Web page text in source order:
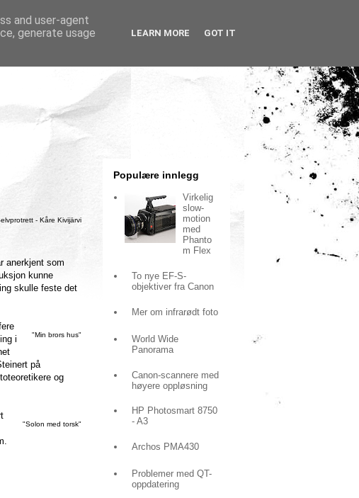
- Kåre Kivijärvi
anerkjent som
kunne
skulle feste det
"Min brors hus"
i
på
og
"Solon med torsk"
Populære innlegg
Virkelig
slow-
motion
med
Phanto
m Flex
To nye EF-S-
objektiver fra Canon
Mer om infrarødt foto
World Wide
Panorama
Canon-scannere med
høyere oppløsning
HP Photosmart 8750
- A3
Archos PMA430
Problemer med QT-
oppdatering
and user-agent
generate usage
LEARN MORE GOT IT